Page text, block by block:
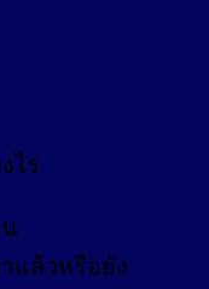
ไร
แล้วหรือยัง